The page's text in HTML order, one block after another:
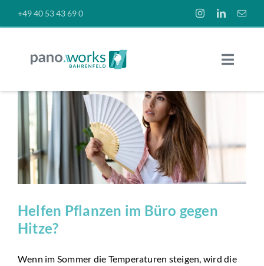
+49 40 53 43 69 0
Toggle
Räume
Preise
News
Über uns
Helfen Pflanzen im Büro gegen
Hitze?
Wenn im Sommer die Temperaturen steigen, wird die